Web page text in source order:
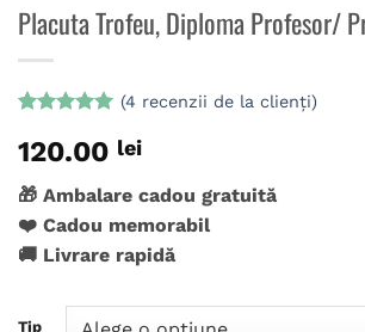
Placuta Trofeu, Diploma Profesor/
5din 5 pe
baza a
evaluări de
la clienți
(4 recenzii de la clienți)
120.00 lei
🎁 Ambalare cadou gratuită
❤️ Cadou memorabil
🚚 Livrare rapidă
Tip